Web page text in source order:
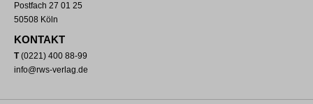
Postfach 27 01 25
50508 Köln
KONTAKT
T(0221) 400 88-99
info@rws-verlag.de